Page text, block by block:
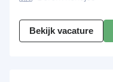
Bekijk vacature